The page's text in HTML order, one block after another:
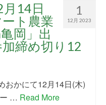
1
12月 2023
月14日
ート農業
岡」出
締め切り12
おかにて12月14日(木)
… Read More